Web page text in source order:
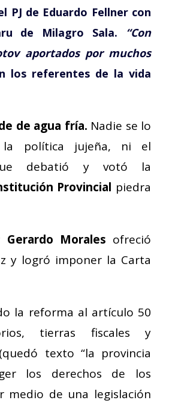
PJ de Eduardo Fellner con
de Milagro Sala. “Con
aportados por muchos
los referentes de la vida
de agua fría. Nadie se lo
la política jujeña, ni el
debatió y votó la
Provincial piedra
Gerardo Morales ofreció
y logró imponer la Carta
la reforma al artículo 50
tierras fiscales y
texto “la provincia
los derechos de los
medio de una legislación